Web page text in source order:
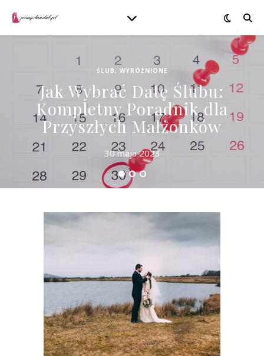
ŚLUB, WYRÓŻNIONE
Jak Wybrać Datę Ślubu:
Kompletny Poradnik dla
Przyszłych Małżonków
30 maja 2023